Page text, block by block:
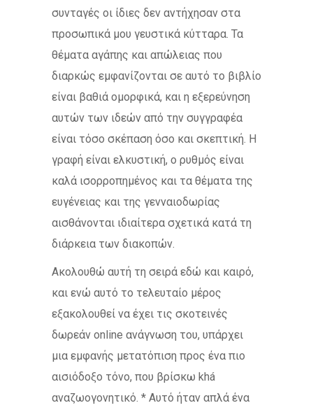
συνταγές οι ίδιες δεν αντήχησαν στα
προσωπικά μου γευστικά κύτταρα. Τα
θέματα αγάπης και απώλειας που
διαρκώς εμφανίζονται σε αυτό το βιβλίο
είναι βαθιά ομορφικά, και η εξερεύνηση
αυτών των ιδεών από την συγγραφέα
είναι τόσο σκέπαση όσο και σκεπτική. Η
γραφή είναι ελκυστική, ο ρυθμός είναι
καλά ισορροπημένος και τα θέματα της
ευγένειας και της γενναιοδωρίας
αισθάνονται ιδιαίτερα σχετικά κατά τη
διάρκεια των διακοπών.
Ακολουθώ αυτή τη σειρά εδώ και καιρό,
και ενώ αυτό το τελευταίο μέρος
εξακολουθεί να έχει τις σκοτεινές
δωρεάν online ανάγνωση του, υπάρχει
μια εμφανής μετατόπιση προς ένα πιο
αισιόδοξο τόνο, που βρίσκω khá
αναζωογονητικό. * Αυτό ήταν απλά ένα